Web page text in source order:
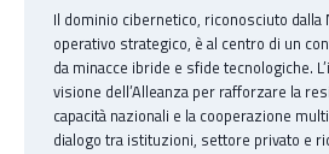
Il dominio cibernetico, riconosciuto dalla
operativo strategico, è al centro di un
da minacce ibride e sfide tecnologiche.
visione dell’Alleanza per rafforzare la
capacità nazionali e la cooperazione
dialogo tra istituzioni, settore privato e